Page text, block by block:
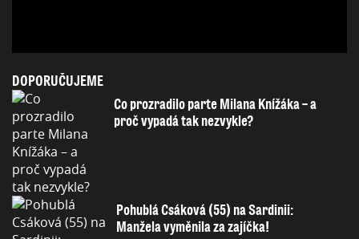
DOPORUČUJEME
Co prozradilo parte Milana Knížáka – a
proč vypadá tak nezvykle?
Pohublá Csáková (55) na Sardinii:
Manžela vyměnila za zajíčka!